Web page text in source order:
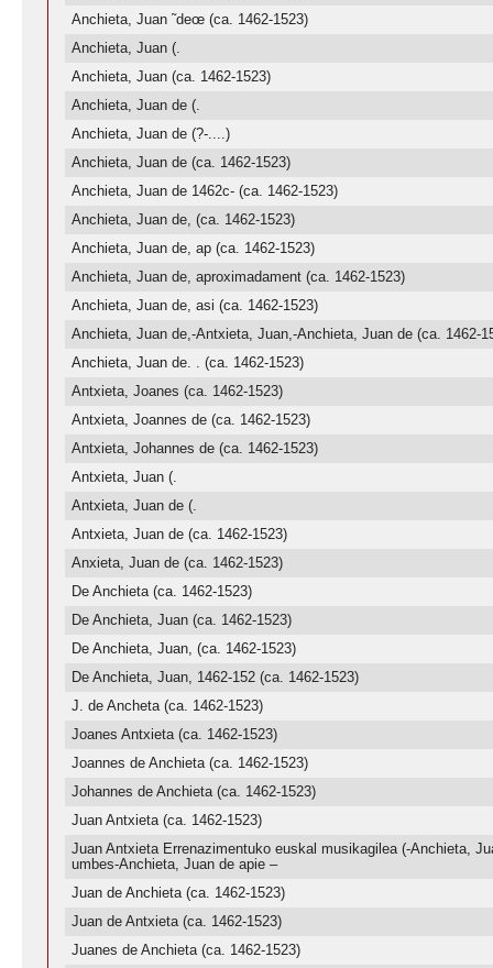
Anchieta, Juan ˜deœ (ca. 1462-1523)
Anchieta, Juan (.
Anchieta, Juan (ca. 1462-1523)
Anchieta, Juan de (.
Anchieta, Juan de (?-....)
Anchieta, Juan de (ca. 1462-1523)
Anchieta, Juan de 1462c- (ca. 1462-1523)
Anchieta, Juan de, (ca. 1462-1523)
Anchieta, Juan de, ap (ca. 1462-1523)
Anchieta, Juan de, aproximadament (ca. 1462-1523)
Anchieta, Juan de, asi (ca. 1462-1523)
Anchieta, Juan de,-Antxieta, Juan,-Anchieta, Juan de (ca. 1462-
Anchieta, Juan de. . (ca. 1462-1523)
Antxieta, Joanes (ca. 1462-1523)
Antxieta, Joannes de (ca. 1462-1523)
Antxieta, Johannes de (ca. 1462-1523)
Antxieta, Juan (.
Antxieta, Juan de (.
Antxieta, Juan de (ca. 1462-1523)
Anxieta, Juan de (ca. 1462-1523)
De Anchieta (ca. 1462-1523)
De Anchieta, Juan (ca. 1462-1523)
De Anchieta, Juan, (ca. 1462-1523)
De Anchieta, Juan, 1462-152 (ca. 1462-1523)
J. de Ancheta (ca. 1462-1523)
Joanes Antxieta (ca. 1462-1523)
Joannes de Anchieta (ca. 1462-1523)
Johannes de Anchieta (ca. 1462-1523)
Juan Antxieta (ca. 1462-1523)
Juan Antxieta Errenazimentuko euskal musikagilea (-Anchieta,
umbes-Anchieta, Juan de apie –
Juan de Anchieta (ca. 1462-1523)
Juan de Antxieta (ca. 1462-1523)
Juanes de Anchieta (ca. 1462-1523)